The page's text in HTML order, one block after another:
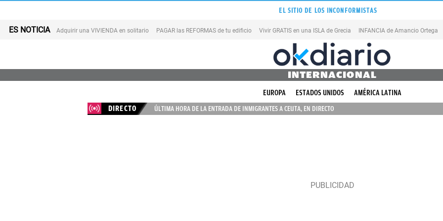
EL SITIO DE LOS INCONFORMISTAS
ES NOTICIA Adquirir una VIVIENDA en solitario PAGAR las REFORMAS de tu edificio Vivir GRATIS en una ISLA de Grecia INFANCIA de Amancio Ortega
INTERNACIONAL
EUROPA ESTADOS UNIDOS
AMÉRICA LATINA
DIRECTO
ÚLTIMA HORA DE LA ENTRADA DE INMIGRANTES A CEUTA, EN DIRECTO